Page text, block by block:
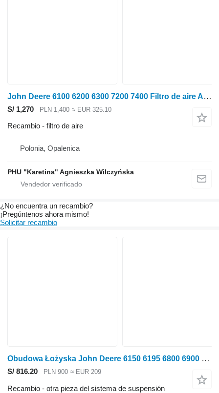
John Deere 6100 6200 6300 7200 7400 Filtro de aire AL78030 para John Deere 6100 6200 6300 7200 7400 tractor de ruedas
S/ 1,270 PLN 1,400 ≈ EUR 325.10
Recambio - filtro de aire
Polonia, Opalenica
PHU "Karetina" Agnieszka Wilczyńska
¿No encuentra un recambio?
¡Pregúntenos ahora mismo!
Solicitar recambio
Obudowa Łożyska John Deere 6150 6195 6800 6900 7200 7400 Carcasa de cojinete R93885 para John Deere 6150 6195 6800 6900 7200 7400 tractor de ruedas
S/ 816.20 PLN 900 ≈ EUR 209
Recambio - otra pieza del sistema de suspensión